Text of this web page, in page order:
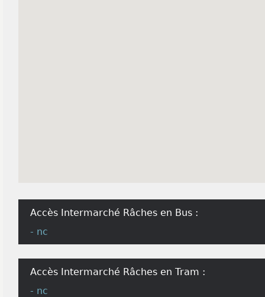
Accès Intermarché Râches en Bus :
- nc
Accès Intermarché Râches en Tram :
- nc